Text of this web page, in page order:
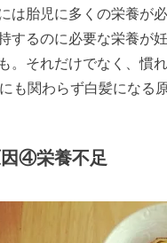
は胎児に多くの栄養が
するのに必要な栄養が
。それだけでなく、慣
も関わらず白髪になる
④栄養不足